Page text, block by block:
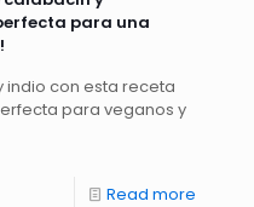
para una
indio con esta receta
para veganos y
Read more